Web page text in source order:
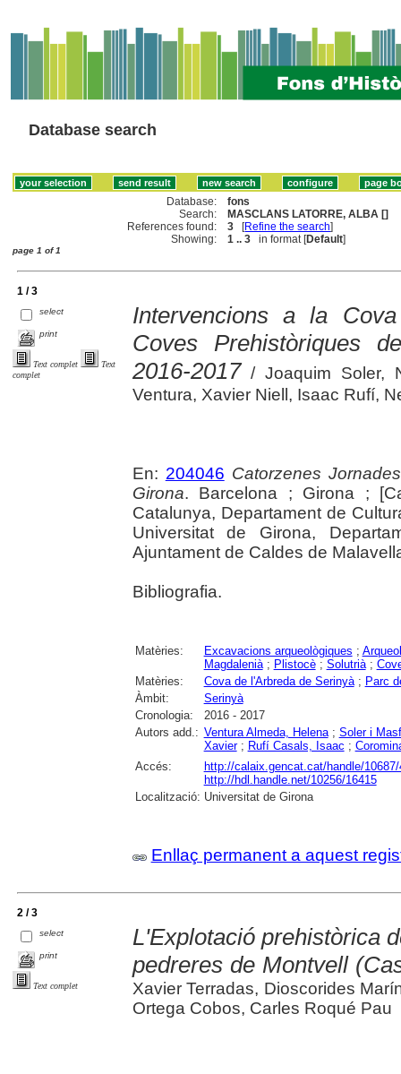
Database search
Database:
fons
Search:
MASCLANS LATORRE, ALBA []
References found:
3 [Refine the search]
Showing:
1 .. 3 in format [Default]
page 1 of 1
1 / 3
select
print
Text complet
Text
complet
Intervencions a la
Coves Prehistòriques
2016-2017 / Joaquim Soler,
Ventura, Xavier Niell, Isaac Rufí,
En: 204046 Catorzenes
Girona. Barcelona ; Girona ;
Catalunya, Departament de
Universitat de Girona,
Ajuntament de Caldes de
Bibliografia.
Matèries: Excavacions arqueològiques ;
Magdalenià; Plistocè; Solutrià;
Matèries:
Cova de l'Arbreda de Serinyà; Parc
Àmbit:
Serinyà
Cronologia:
2016 - 2017
Autors add.: Ventura Almeda, Helena; Soler i
Xavier; Rufí Casals, Isaac ;
Accés:
http://calaix.gencat.cat/handle/10687/
http://hdl.handle.net/10256/16415
Localització: Universitat de Girona
Enllaç permanent a aquest
2 / 3
select
print
Text complet
L'Explotació prehistòrica
pedreres de Montvell
Xavier Terradas, Dioscorides
Ortega Cobos, Carles Roqué Pau